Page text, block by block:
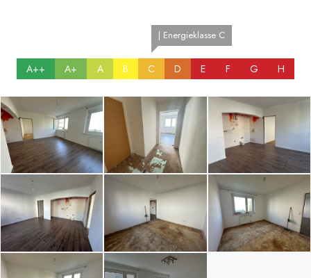
20251001_093335740_iOS
A++ A+ A B
| Energieklasse C
C D E F G H